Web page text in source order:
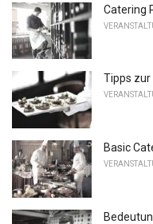
Catering
Tipps zur
Basic